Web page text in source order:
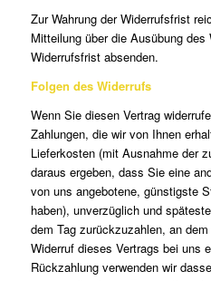
Zur Wahrung der Widerrufsfrist
Mitteilung über die Ausübung
Widerrufsfrist absenden.
Folgen des Widerrufs
Wenn Sie diesen Vertrag
Zahlungen, die wir von Ihnen
Lieferkosten (mit Ausnahme der
daraus ergeben, dass Sie eine
von uns angebotene, günstigste
haben), unverzüglich und
dem Tag zurückzuzahlen, an
Widerruf dieses Vertrags bei uns
Rückzahlung verwenden wir